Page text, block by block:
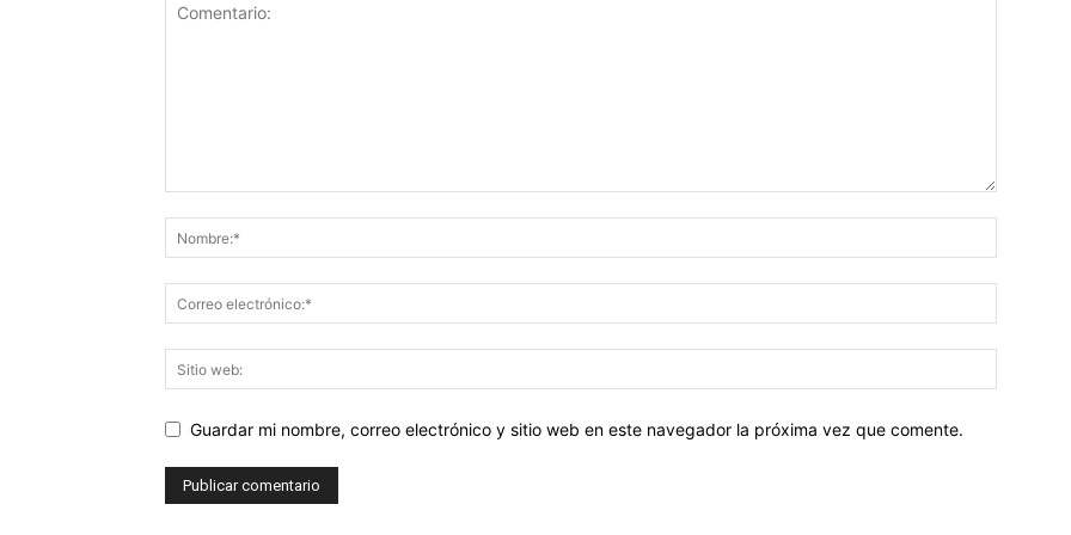
Guardar mi nombre, correo electrónico y sitio web en este navegador la próxima vez que comente.